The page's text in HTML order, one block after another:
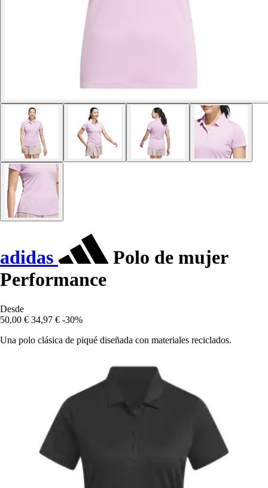
adidas
Polo de mujer
Performance
Desde
50,00 € 34,97 € -30%
Una polo clásica de piqué diseñada con materiales reciclados.